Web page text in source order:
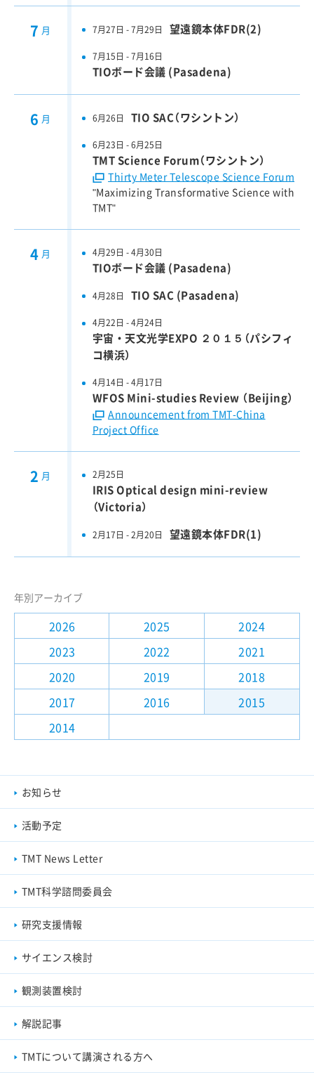
観測装置検討
次期装置実現に向けた開発ロードマップ 2022
TMTについて講演される方へ
年別アーカイブ
2026 2025
2024
2023
2022
2021
2020
2019
2018
2017
2016
2015
2014
7 月 7月27日 - 7月29日 望遠鏡本体FDR(2)
7月15日 - 7月16日
TIOボード会議 (Pasadena)
6 月 6月26日 TIO SAC（ワシントン）
6月23日 - 6月25日
TMT Science Forum（ワシントン）
Thirty Meter Telescope Science Forum
"Maximizing Transformative Science with
TMT"
4 月 4月29日 - 4月30日
TIOボード会議 (Pasadena)
4月28日 TIO SAC (Pasadena)
4月22日 - 4月24日
宇宙・天文光学EXPO ２０１５（パシフィ
コ横浜）
4月14日 - 4月17日
WFOS Mini-studies Review （Beijing）
Announcement from TMT-China
Project Office
2 月 2月25日
IRIS Optical design mini-review
（Victoria）
2月17日 - 2月20日 望遠鏡本体FDR(1)
お知らせ
活動予定
TMT News Letter
TMT科学諮問委員会
研究支援情報
サイエンス検討
観測装置検討
解説記事
TMTについて講演される方へ